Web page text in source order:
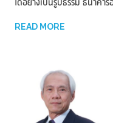
READ MORE